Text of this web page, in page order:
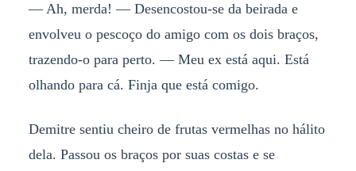
— Ah, merda! — Desencostou-se da beirada e
envolveu o pescoço do amigo com os dois braços,
trazendo-o para perto. — Meu ex está aqui. Está
olhando para cá. Finja que está comigo.
Demitre sentiu cheiro de frutas vermelhas no hálito
dela. Passou os braços por suas costas e se